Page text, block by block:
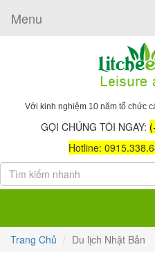
Menu
Với kinh nghiệm 10 năm tổ chức
GỌI CHÚNG TÔI NGAY:
Hotline:
Trang Chủ Du lịch Nhật Bản